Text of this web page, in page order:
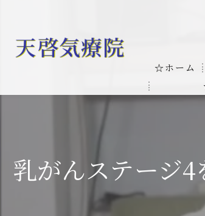
☆ホーム
線維
難病の疾患
難病
乳がんステージ